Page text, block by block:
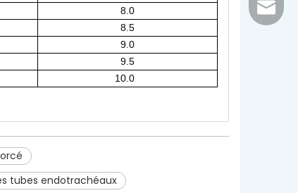
8.0
8.5
9.0
9.5
10.0
tubes endotrachéaux